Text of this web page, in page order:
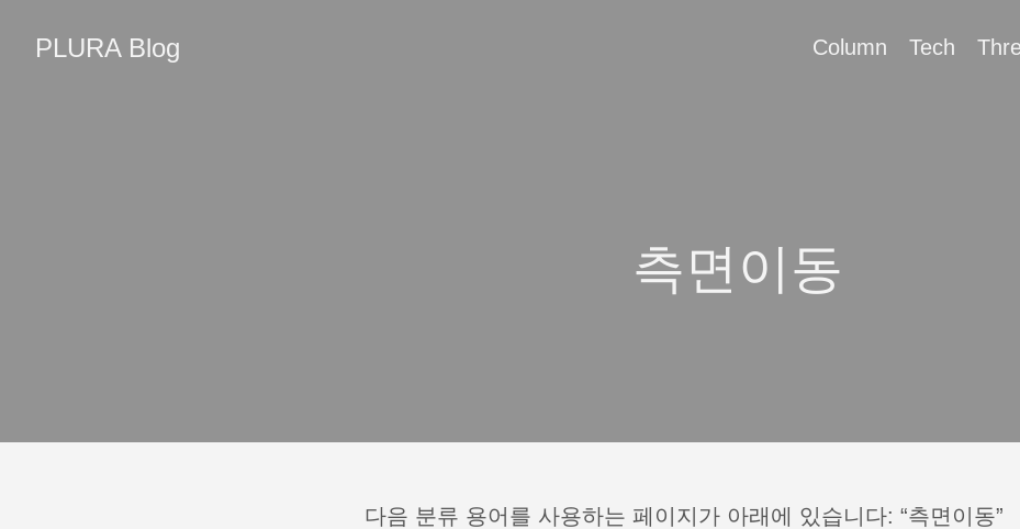
PLURA Blog Column Tech
측면이동
다음 분류 용어를 사용하는 페이지가 아래에 있습니다: “측면이동”